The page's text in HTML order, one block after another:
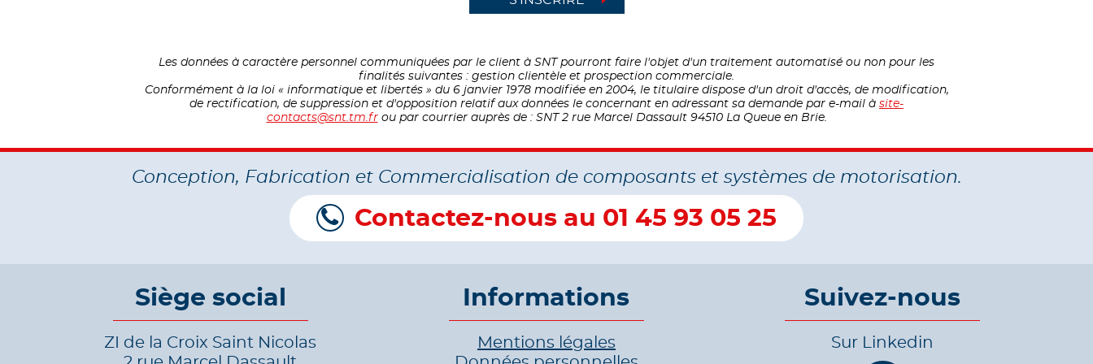
Les données à caractère personnel communiquées par le client à SNT pourront faire l'objet d'un traitement automatisé ou non pour les
finalités suivantes : gestion clientèle et prospection commerciale.
Conformément à la loi « informatique et libertés » du 6 janvier 1978 modifiée en 2004, le titulaire dispose d'un droit d'accès, de modification,
de rectification, de suppression et d'opposition relatif aux données le concernant en adressant sa demande par e-mail à site-
contacts@snt.tm.frou par courrier auprès de : SNT 2 rue Marcel Dassault 94510 La Queue en Brie.
Conception, Fabrication et Commercialisation de composants et systèmes de motorisation.
Contactez-nous au 01 45 93 05 25
Siège social
ZI de la Croix Saint Nicolas
Informations
Mentions légales
Suivez-nous
Sur Linkedin